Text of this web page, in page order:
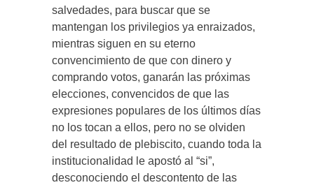
salvedades, para buscar que se
mantengan los privilegios ya enraizados,
mientras siguen en su eterno
convencimiento de que con dinero y
comprando votos, ganarán las próximas
elecciones, convencidos de que las
expresiones populares de los últimos días
no los tocan a ellos, pero no se olviden
del resultado de plebiscito, cuando toda la
institucionalidad le apostó al “si”,
desconociendo el descontento de las